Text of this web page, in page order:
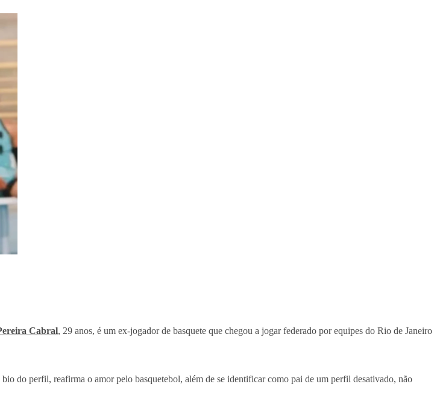
Cabral, 29 anos, é um ex-jogador de basquete que chegou a jogar federado por equipes do Rio de Janeiro
do perfil, reafirma o amor pelo basquetebol, além de se identificar como pai de um perfil desativado, não